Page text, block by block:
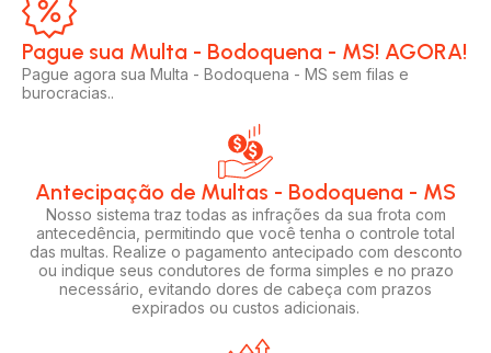
Pague sua Multa - Bodoquena - MS! AGORA!​
Pague agora sua Multa - Bodoquena - MS sem filas e
burocracias..
Antecipação de Multas - Bodoquena - MS
Nosso sistema traz todas as infrações da sua frota com
antecedência, permitindo que você tenha o controle total
das multas. Realize o pagamento antecipado com desconto
ou indique seus condutores de forma simples e no prazo
necessário, evitando dores de cabeça com prazos
expirados ou custos adicionais.